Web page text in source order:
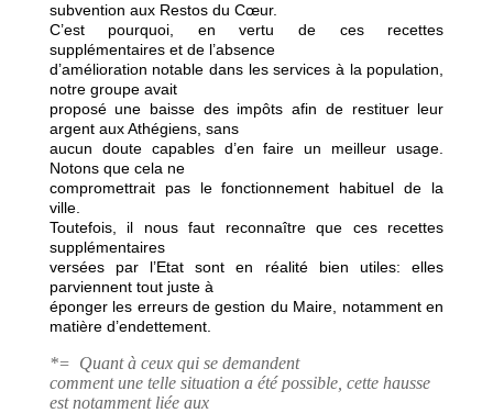
subvention aux Restos du Cœur.
C’est pourquoi, en vertu de ces recettes
supplémentaires et de l’absence
d’amélioration notable dans les services à la population,
notre groupe avait
proposé une baisse des impôts afin de restituer leur
argent aux Athégiens, sans
aucun doute capables d’en faire un meilleur usage.
Notons que cela ne
compromettrait pas le fonctionnement habituel de la
ville.
Toutefois, il nous faut reconnaître que ces recettes
supplémentaires
versées par l’Etat sont en réalité bien utiles: elles
parviennent tout juste à
éponger les erreurs de gestion du Maire, notamment en
matière d’endettement.
*= Quant à ceux qui se demandent
comment une telle situation a été possible, cette hausse
est notamment liée aux